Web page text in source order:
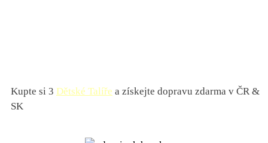
Kupte si 3 Dětské Talíře a získejte dopravu zdarma v ČR &
SK